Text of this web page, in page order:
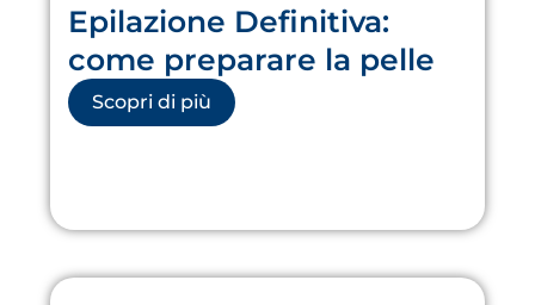
Epilazione Definitiva:
come preparare la pelle
Scopri di più